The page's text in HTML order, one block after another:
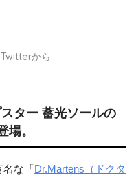
から
ター 蓄光ソールの
場。
な「 Dr.Martens（ドクタ